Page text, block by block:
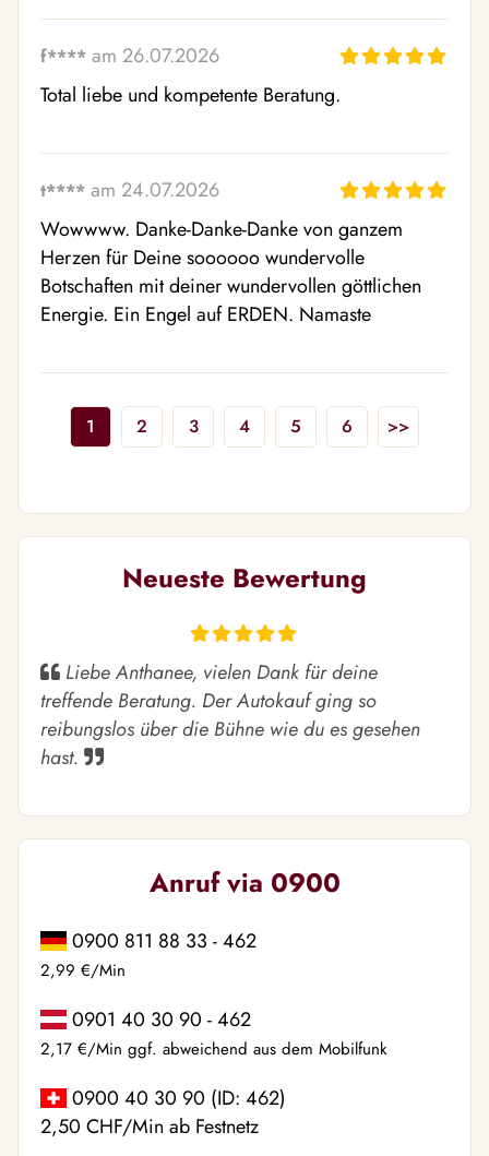
f**** am 26.07.2026
Total liebe und kompetente Beratung.
t**** am 24.07.2026
Wowwww. Danke-Danke-Danke von ganzem
Herzen für Deine soooooo wundervolle
Botschaften mit deiner wundervollen göttlichen
Energie. Ein Engel auf ERDEN. Namaste
1 2 3 4 5 6 >>
Neueste Bewertung
Liebe Anthanee, vielen Dank für deine
treffende Beratung. Der Autokauf ging so
reibungslos über die Bühne wie du es gesehen
hast.
Anruf via 0900
0900 811 88 33 - 462
2,99 €/Min
0901 40 30 90 - 462
2,17 €/Min ggf. abweichend aus dem Mobilfunk
0900 40 30 90 (ID: 462)
2,50 CHF/Min ab Festnetz